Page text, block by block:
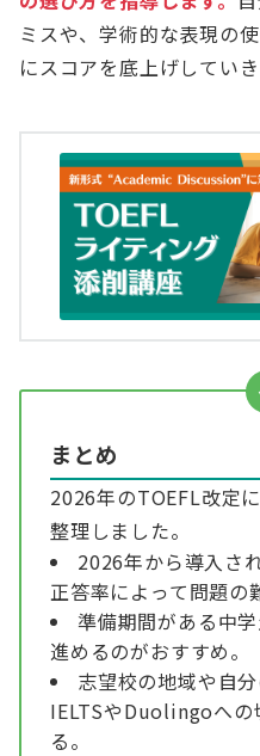
ミスや、学術的な表現の
にスコアを底上げしていき
まとめ
2026年のTOEFL改定
整理しました。
2026年から導入さ
正答率によって問題の
準備期間がある中
進めるのがおすすめ。
志望校の地域や自分
IELTSやDuolingoへの
る。